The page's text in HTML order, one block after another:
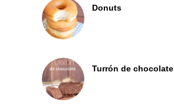
Donuts
Turrón de chocolate